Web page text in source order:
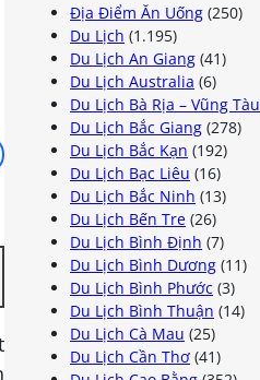
Địa Điểm Ăn Uống (250)
Du Lịch (1.195)
Du Lịch An Giang (41)
Du Lịch Australia (6)
Du Lịch Bà Rịa – Vũng Tàu
Du Lịch Bắc Giang (278)
Du Lịch Bắc Kạn (192)
Du Lịch Bạc Liêu (16)
Du Lịch Bắc Ninh (13)
Du Lịch Bến Tre (26)
Du Lịch Bình Định (7)
Du Lịch Bình Dương (11)
Du Lịch Bình Phước (3)
Du Lịch Bình Thuận (14)
Du Lịch Cà Mau (25)
Du Lịch Cần Thơ (41)